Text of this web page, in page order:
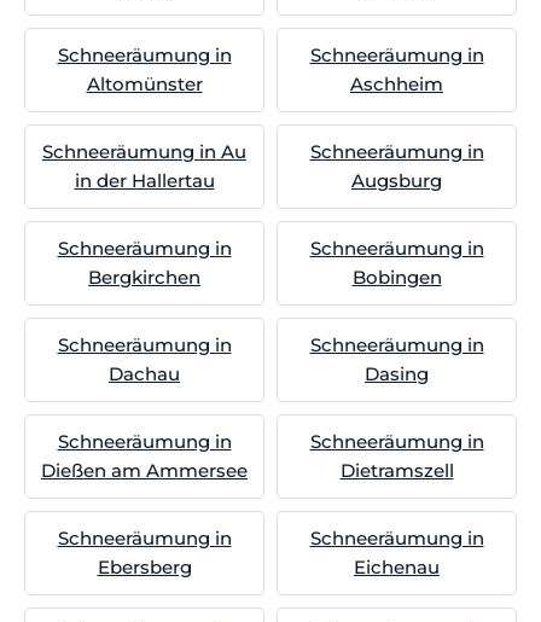
Schneeräumung in
Altomünster
Schneeräumung in
Aschheim
Schneeräumung in Au
in der Hallertau
Schneeräumung in
Augsburg
Schneeräumung in
Bergkirchen
Schneeräumung in
Bobingen
Schneeräumung in
Dachau
Schneeräumung in
Dasing
Schneeräumung in
Dießen am Ammersee
Schneeräumung in
Dietramszell
Schneeräumung in
Ebersberg
Schneeräumung in
Eichenau